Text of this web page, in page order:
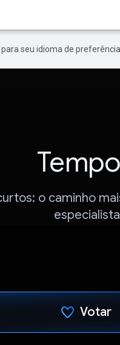
seu idioma de
o caminho
especialista
Votar